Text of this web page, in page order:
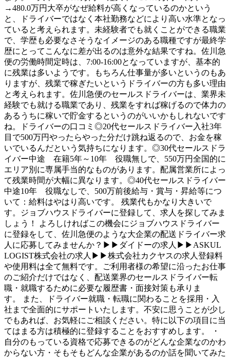
→480.0万円大卒がなぜ給料が高くなっているのかという
と、ドライバーではなく本社勤務などにより高い水準となっ
ていると考えられます。未経験者でも就くことができる職業
で、学歴も必要なさそうなイメージのある職種ですが最終学
歴にとってこんなに差が出るのは意外な結果ですね。佐川急
便の労働時間定時は、7:00-16:00となっていますが、基本的
に残業は多いようです。もちろん仕事量が多いというのもあ
りますが、残業で稼ぎたいというドライバーの方も多い理由
と考えられます。佐川急便のセールスドライバーは、業界未
経験でも就ける職業であり、残業をすれば稼げるので体力の
あるうちに稼いで貯金するというのがいいかもしれないです
ね。ドライバーの口コミ◎20代セールスドライバー入社3年
目で500万円やったらやった分だけ跳ね返るので、お金を稼
いでいるんだという気持ちになります。◎30代セールスドラ
イバー中途 在籍5年～10年 役職無しで、550万円全国的に
エリア別に専属手当的なものがあります。配属営業所によっ
て残業時間が大幅に異なります。◎40代セールスドライバー
中途10年 役職なしで、500万前後給与・賞与・昇給等につ
いて：給料はやはり高いです。 残業代もかなり大きいで
す。ジョブハウスドライバーに登録して、求人を探してみま
しょう！ よろしければこの機会にジョブハウスドライバー
に登録をして、佐川急便のような大企業の配送ドライバー求
人に応募してみませんか？▶▶ダイドーの求人▶▶ASKUL
LOGIST株式会社の求人▶▶株式会社カクヤスの求人登録料
や使用料は全て無料です。ご利用者様の希望に沿ったお仕事
のご紹介だけではなく、配送業界のセールスドライバー転
職・就職するために必要な履歴書・面接対策も承りま
す。 また、ドライバー就職・転職に関わることを採用・入
社まで全面的にサポートいたします。不安に思うことが少し
でもあれば、お気軽にご相談ください。特に以下の項目に当
てはまる方は積極的に登録することをおすすめします。 ・
自分のもっている資格で応募できるのがどんな企業なのかわ
からない方・そもそもどんな企業があるのか話を聞いてみた